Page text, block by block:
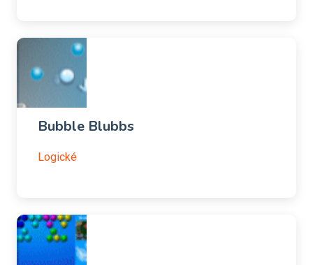
Bubble Blubbs
Logické